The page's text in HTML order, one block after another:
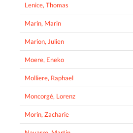
Lenice, Thomas
Marin, Marin
Marion, Julien
Moere, Eneko
Molliere, Raphael
Moncorgé, Lorenz
Morin, Zacharie